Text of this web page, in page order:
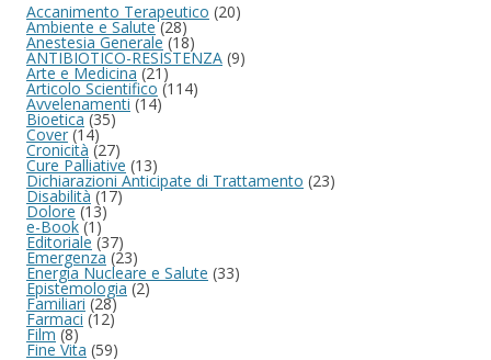
Accanimento Terapeutico (20)
Ambiente e Salute(28)
Anestesia Generale(18)
ANTIBIOTICO-RESISTENZA (9)
Arte e Medicina(21)
Articolo Scientifico (114)
Avvelenamenti(14)
Bioetica(35)
Cover(14)
Cronicità (27)
Cure Palliative (13)
Dichiarazioni Anticipate di Trattamento (23)
Disabilità(17)
Dolore(13)
e-Book(1)
Editoriale (37)
Emergenza (23)
Energia Nucleare e Salute (33)
Epistemologia(2)
Familiari(28)
Farmaci(12)
Film(8)
Fine Vita (59)